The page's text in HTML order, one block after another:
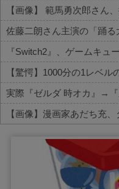
【驚愕】1000分の1レベ
実際『ゼルダ 時オカ』→
Powered by livedoor 相互